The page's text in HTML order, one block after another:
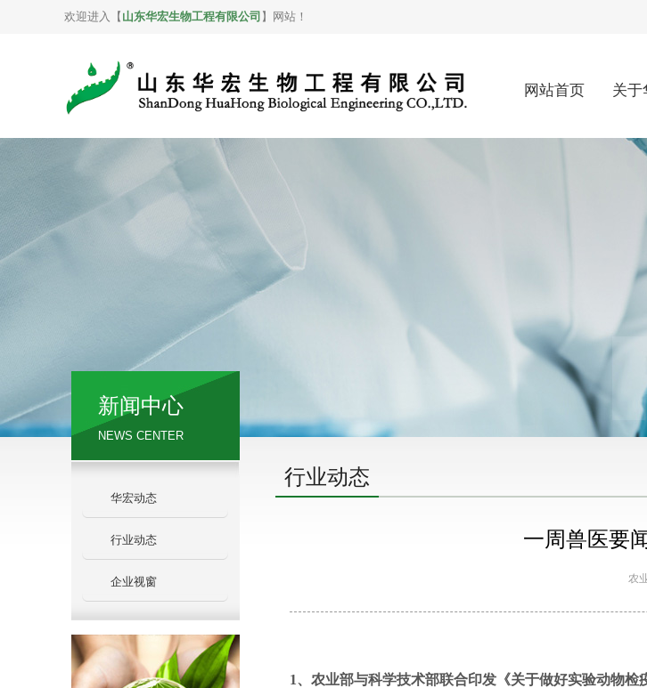
欢迎进入【 山东华宏生物工程有限公司 】网站！
网站首页 关于
新闻中心
NEWS CENTER
华宏动态
行业动态
企业视窗
行业动态
一周兽医要
农
1、农业部与科学技术部联合印发《关于做好实验动物检